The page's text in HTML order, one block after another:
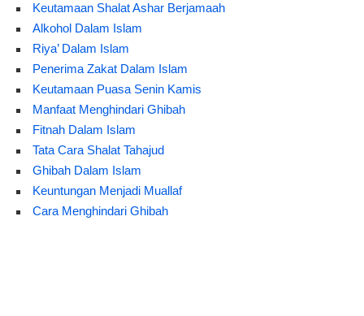
Keutamaan Shalat Ashar Berjamaah
Alkohol Dalam Islam
Riya’ Dalam Islam
Penerima Zakat Dalam Islam
Keutamaan Puasa Senin Kamis
Manfaat Menghindari Ghibah
Fitnah Dalam Islam
Tata Cara Shalat Tahajud
Ghibah Dalam Islam
Keuntungan Menjadi Muallaf
Cara Menghindari Ghibah